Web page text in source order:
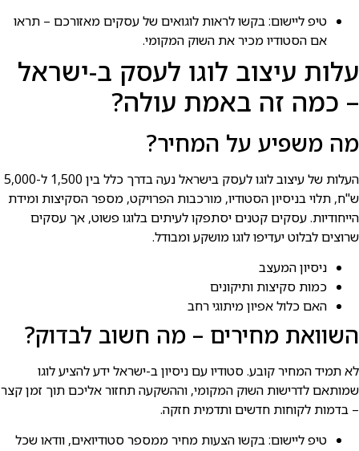
טיפ ליישום: בקשו לראות לוגואים של עסקים מאזורכם – תראו
אם הסטודיו מכיר את השוק המקומי.
עלות עיצוב לוגו לעסק ב-ישראל
– כמה זה באמת עולה?
מה משפיע על המחיר?
העלות של עיצוב לוגו לעסק בישראל נעה בדרך כלל בין 1,500 ל-5,000
ש"ח, תלוי בניסיון הסטודיו, מורכבות הפרויקט, מספר הסקיצות ומידת
הייחודיות. עסקים קטנים יסתפקו לעיתים בלוגו פשוט, אך עסקים
שרוצים לבלוט יעדיפו לוגו מושקע ומבודל.
ניסיון המעצב
כמות סקיצות ותיקונים
האם כלול אפיון מיתוגי רחב
השוואת מחירים – מה חשוב לבדוק?
לא תמיד המחיר קובע. סטודיו עם ניסיון ב-ישראל ידע להציע לוגו
שמותאם לדרישות השוק המקומי, וההשקעה תחזור אליכם תוך זמן קצר
– בדמות לקוחות חדשים ותדמית חזקה.
טיפ ליישום: בקשו הצעות מחיר ממספר סטודיואים, וודאו שכל